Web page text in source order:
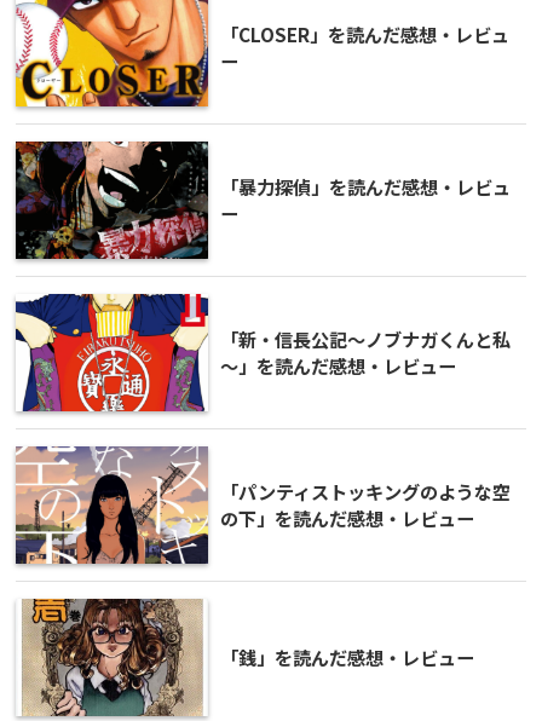
「CLOSER」を読んだ感想・レビュ
ー
「暴力探偵」を読んだ感想・レビュ
ー
「新・信長公記～ノブナガくんと私
～」を読んだ感想・レビュー
「パンティストッキングのような空
の下」を読んだ感想・レビュー
「銭」を読んだ感想・レビュー